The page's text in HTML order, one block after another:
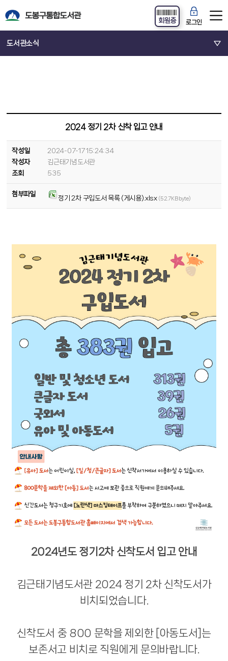
로그인
회원증
도서관소식
2024 정기 2차 신착 입고 안내
작성일
2024-07-17 15:24:34
작성자
김근태기념도서관
조회
535
첨부파일
정기 2차 구입도서 목록 (게시용).xlsx (52.7KB byte)
2024년도 정기2차 신착도서 입고 안내
김근태기념도서관 2024 정기 2차 신착도서가
비치되었습니다.
신착도서 중 800 문학을 제외한 [아동도서]는
보존서고 비치로 직원에게 문의바랍니다.